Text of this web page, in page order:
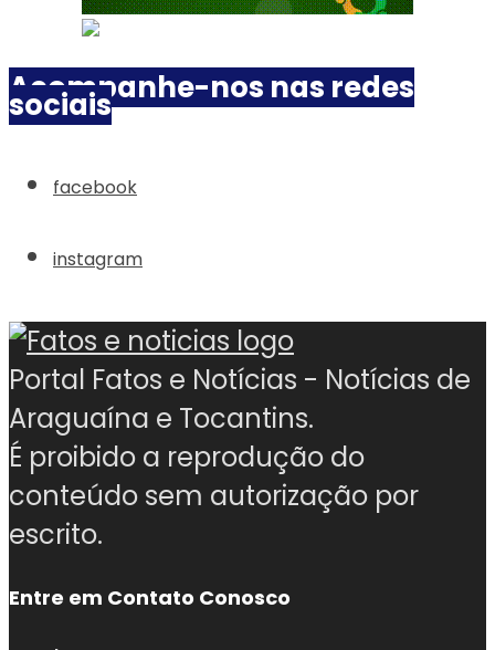
Acompanhe-nos nas redes
sociais
facebook
instagram
Portal Fatos e Notícias - Notícias de
Araguaína e Tocantins.
É proibido a reprodução do
conteúdo sem autorização por
escrito.
Entre em Contato Conosco